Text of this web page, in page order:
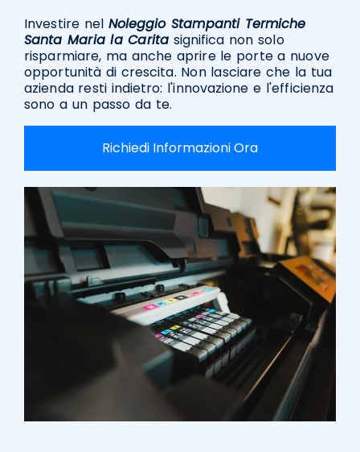
Investire nel Noleggio Stampanti Termiche
Santa Maria la Caritasignifica non solo
risparmiare, ma anche aprire le porte a nuove
opportunità di crescita. Non lasciare che la tua
azienda resti indietro: l'innovazione e l'efficienza
sono a un passo da te.
Richiedi Informazioni Ora